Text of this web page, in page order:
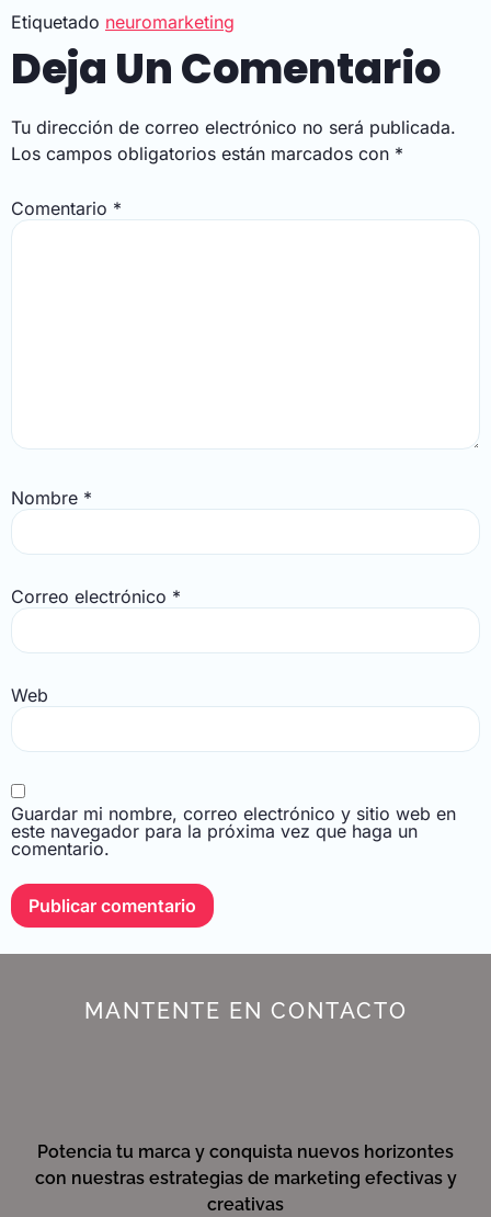
Etiquetado neuromarketing
Deja Un Comentario
Tu dirección de correo electrónico no será publicada.
Los campos obligatorios están marcados con *
Comentario *
Nombre *
Correo electrónico *
Web
Guardar mi nombre, correo electrónico y sitio web en
este navegador para la próxima vez que haga un
comentario.
MANTENTE EN CONTACTO
Potencia tu marca y conquista nuevos horizontes
con nuestras estrategias de marketing efectivas y
creativas